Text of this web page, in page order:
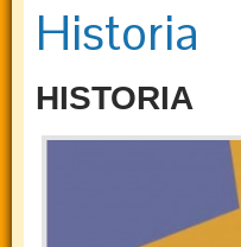
Historia
HISTORIA